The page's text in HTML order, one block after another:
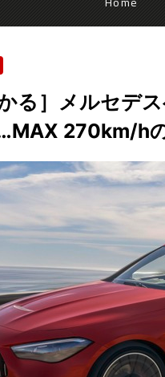
かる］メルセデ
270km/h